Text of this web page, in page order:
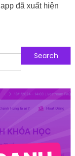
đã xuất hiện